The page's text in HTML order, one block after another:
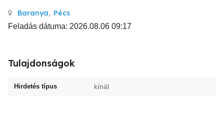
Baranya, Pécs
Feladás dátuma: 2026.08.06 09:17
Tulajdonságok
Hirdetés típus kínál